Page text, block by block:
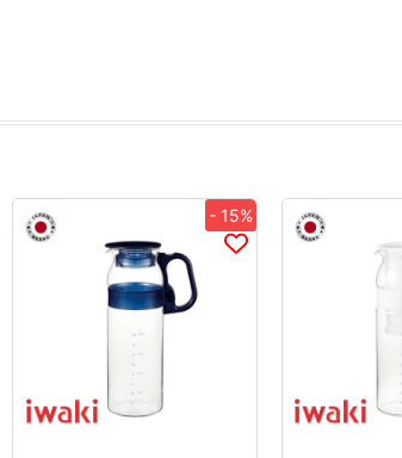
cho không gian nhà bạn.
người thân, bạn bè nhân dịp lễ, tết.
- 15%